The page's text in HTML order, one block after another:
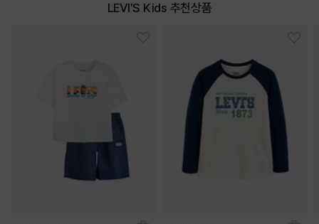
LEVI'S Kids 추천상품